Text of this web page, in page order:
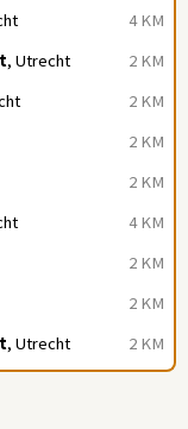
4 KM
2 KM
, Utrecht
2 KM
2 KM
2 KM
4 KM
2 KM
2 KM
2 KM
, Utrecht